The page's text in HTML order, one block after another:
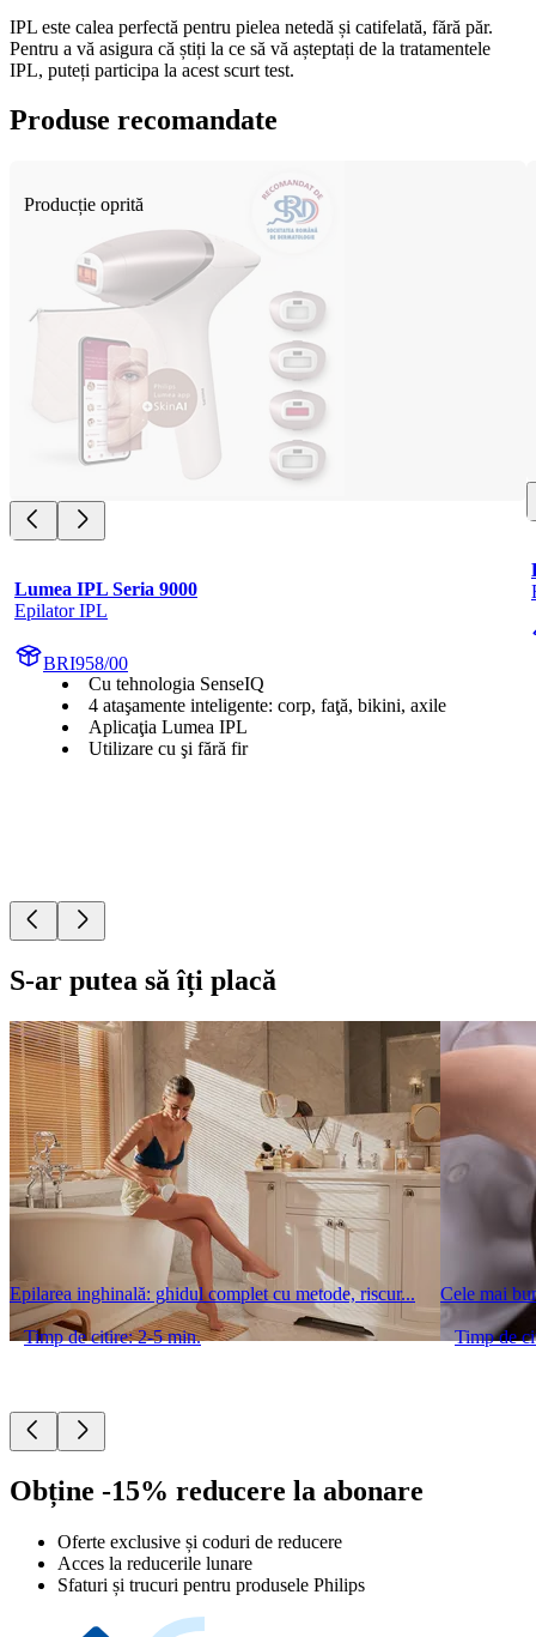
IPL este calea perfectă pentru pielea netedă și catifelată, fără păr.
Pentru a vă asigura că știți la ce să vă așteptați de la tratamentele
IPL, puteți participa la acest scurt test.
Produse recomandate
Producție oprită
Lumea IPL Seria 9000
Epilator IPL
BRI958/00
Cu tehnologia SenseIQ
4 ataşamente inteligente: corp, faţă, bikini, axile
Aplicaţia Lumea IPL
Utilizare cu şi fără fir
S-ar putea să îți placă
Epilarea inghinală: ghidul complet cu metode, riscur...
Timp de citire: 2-5 min.
Cele mai
Timp de
Obține -15% reducere la abonare
Oferte exclusive și coduri de reducere
Acces la reducerile lunare
Sfaturi și trucuri pentru produsele Philips